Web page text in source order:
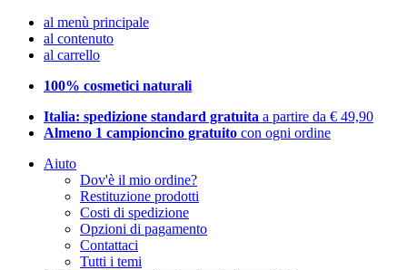
al menù principale
al contenuto
al carrello
100% cosmetici naturali
Italia: spedizione standard gratuita a partire da € 49,90
Almeno 1 campioncino gratuito con ogni ordine
Aiuto
Dov'è il mio ordine?
Restituzione prodotti
Costi di spedizione
Opzioni di pagamento
Contattaci
Tutti i temi